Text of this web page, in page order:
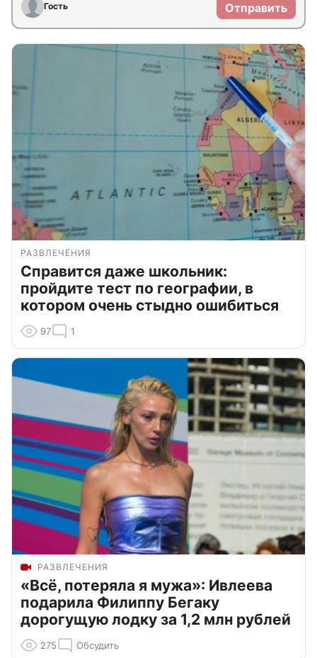
Гость Отправить
РАЗВЛЕЧЕНИЯ
Справится даже школьник:
пройдите тест по географии, в
котором очень стыдно ошибиться
97 1
РАЗВЛЕЧЕНИЯ
«Всё, потеряла я мужа»: Ивлеева
подарила Филиппу Бегаку
дорогущую лодку за 1,2 млн рублей
275 Обсудить